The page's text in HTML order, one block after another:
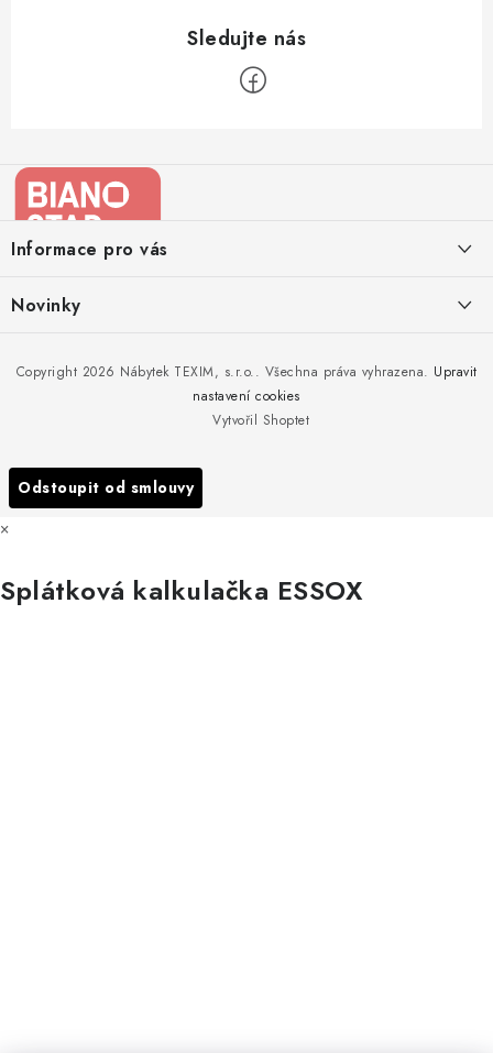
aInformace pro vás
Kontakty
Doprava nábytku k Vám
Reklamace
Nákup na splátky ESSOX
Novinky
to!
Nakupujte zahradní nábytek i v zimě
Podzimní očista a úklid zahradního nábytku
Vytvořil Shoptet
Copyright 2026 Nábytek TEXIM, s.r.o.. Všechna práva vyhrazena. Upravit
nastavení cookies
Odstoupit od smlouvy
×
Splátková kalkulačka ESSOX